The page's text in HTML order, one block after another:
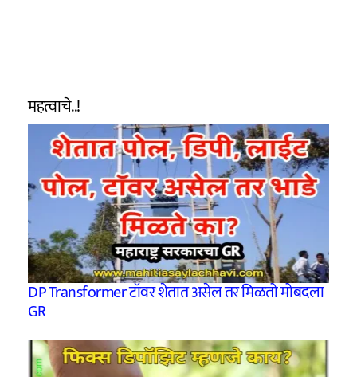
महत्वाचे..!
DP Transformer टॉवर शेतात असेल तर मिळतो मोबदला
GR